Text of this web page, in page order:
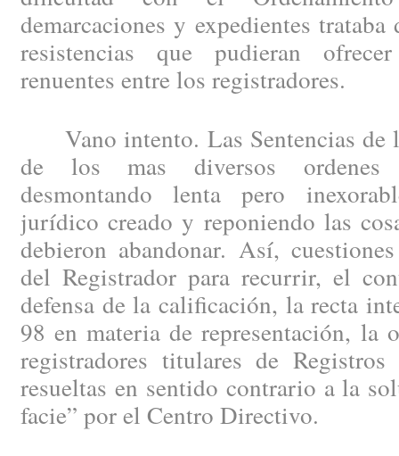
demarcaciones y expedientes
resistencias que pudieran
renuentes entre los registradores.
Vano intento. Las Sentencias de
de los mas diversos ordenes
desmontando lenta pero
jurídico creado y reponiendo las
debieron abandonar. Así,
del Registrador para recurrir, el
defensa de la calificación, la recta
98 en materia de representación, la
registradores titulares de Registros
resueltas en sentido contrario a la
facie” por el Centro Directivo.